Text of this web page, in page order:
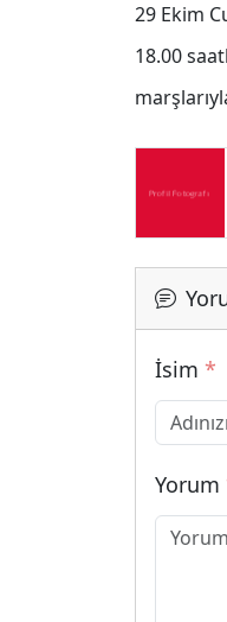
29 Ekim
18.00
İsim *
Yorum